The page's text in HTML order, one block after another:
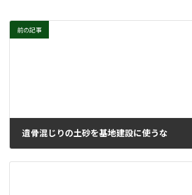
前の記事
遺骨混じりの土砂を基地建設に使うな